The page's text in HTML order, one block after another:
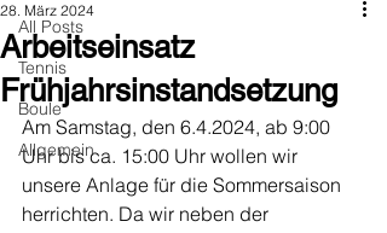
All Posts
Tennis
Boule
Allgemein
Arbeitseinsatz
Frühjahrsinstandsetzung
28. März 2024
Am Samstag, den 6.4.2024, ab 9:00
Uhr bis ca. 15:00 Uhr wollen wir
unsere Anlage für die Sommersaison
herrichten. Da wir neben der